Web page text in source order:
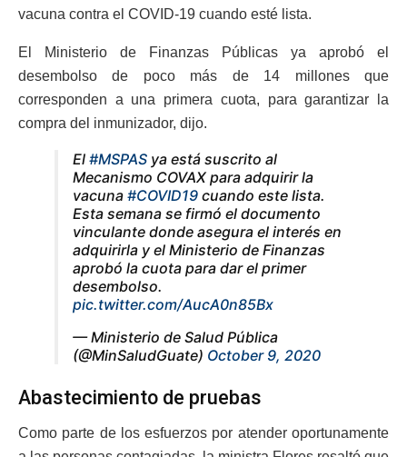
vacuna contra el COVID-19 cuando esté lista.
El Ministerio de Finanzas Públicas ya aprobó el
desembolso de poco más de 14 millones que
corresponden a una primera cuota, para garantizar la
compra del inmunizador, dijo.
El #MSPAS ya está suscrito al
Mecanismo COVAX para adquirir la
vacuna #COVID19 cuando este lista.
Esta semana se firmó el documento
vinculante donde asegura el interés en
adquirirla y el Ministerio de Finanzas
aprobó la cuota para dar el primer
desembolso.
pic.twitter.com/AucA0n85Bx
— Ministerio de Salud Pública
(@MinSaludGuate) October 9, 2020
Abastecimiento de pruebas
Como parte de los esfuerzos por atender oportunamente